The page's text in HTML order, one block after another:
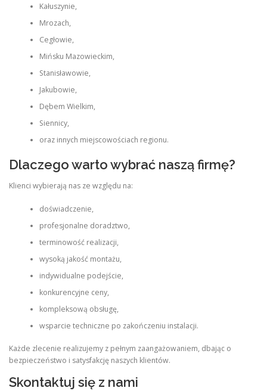
Kałuszynie,
Mrozach,
Cegłowie,
Mińsku Mazowieckim,
Stanisławowie,
Jakubowie,
Dębem Wielkim,
Siennicy,
oraz innych miejscowościach regionu.
Dlaczego warto wybrać naszą firmę?
Klienci wybierają nas ze względu na:
doświadczenie,
profesjonalne doradztwo,
terminowość realizacji,
wysoką jakość montażu,
indywidualne podejście,
konkurencyjne ceny,
kompleksową obsługę,
wsparcie techniczne po zakończeniu instalacji.
Każde zlecenie realizujemy z pełnym zaangażowaniem, dbając o
bezpieczeństwo i satysfakcję naszych klientów.
Skontaktuj się z nami